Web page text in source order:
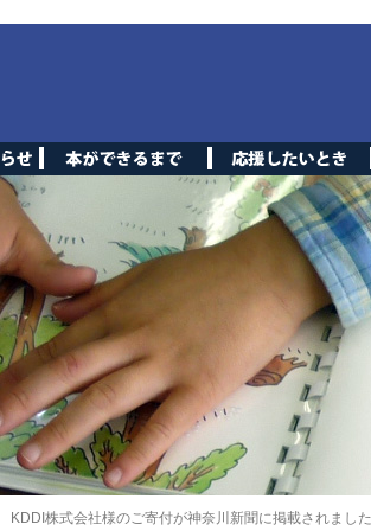
KDDI株式会社様のご寄付が神奈川新聞に掲載されました